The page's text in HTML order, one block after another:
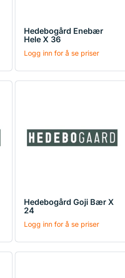
Hedebogård Enebær
Hele X 36
Logg inn for å se priser
Hedebogård Goji Bær X
24
Logg inn for å se priser